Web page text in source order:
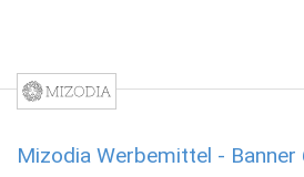
Mizodia Werbemittel - Banner